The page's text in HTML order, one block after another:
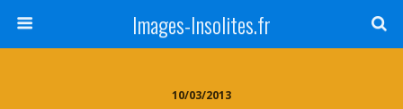
Images-Insolites.fr
10/03/2013